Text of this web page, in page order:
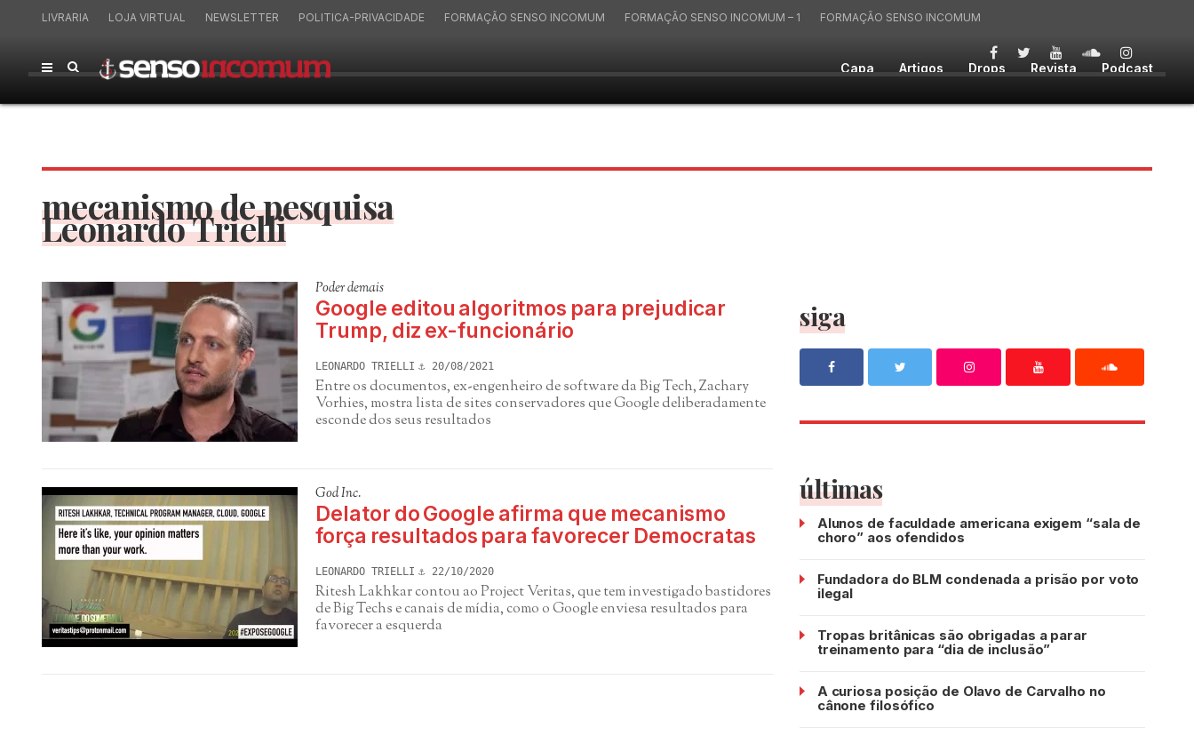
Capa Artigos Drops Revista Podcast
LIVRARIA LOJA VIRTUAL NEWSLETTER POLITICA-PRIVACIDADE FORMAÇÃO SENSO INCOMUM FORMAÇÃO SENSO INCOMUM – 1 FORMAÇÃO SENSO INCOMUM
mecanismo de pesquisa
Leonardo Trielli
Poder demais
Google editou algoritmos para prejudicar
Trump, diz ex-funcionário
LEONARDO TRIELLI 20/08/2021
Entre os documentos, ex-engenheiro de software da Big Tech, Zachary
Vorhies, mostra lista de sites conservadores que Google deliberadamente
esconde dos seus resultados
God Inc.
Delator do Google afirma que mecanismo
força resultados para favorecer Democratas
LEONARDO TRIELLI 22/10/2020
Ritesh Lakhkar contou ao Project Veritas, que tem investigado bastidores
de Big Techs e canais de mídia, como o Google enviesa resultados para
favorecer a esquerda
siga
últimas
Alunos de faculdade americana exigem “sala de
choro” aos ofendidos
Fundadora do BLM condenada a prisão por voto
ilegal
Tropas britânicas são obrigadas a parar
treinamento para “dia de inclusão”
A curiosa posição de Olavo de Carvalho no
cânone filosófico